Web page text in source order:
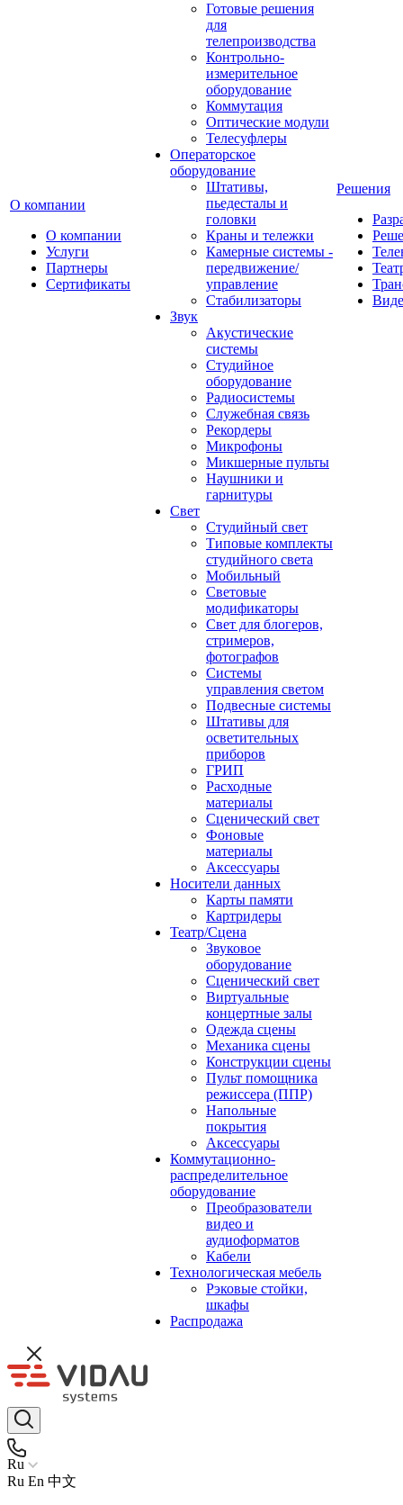
О компании
О компании
Услуги
Партнеры
Сертификаты
Готовые решения
для
телепроизводства
Контрольно-
измерительное
оборудование
Коммутация
Оптические модули
Телесуфлеры
Операторское
оборудование
Штативы,
пьедесталы и
головки
Краны и тележки
Камерные системы -
передвижение/
управление
Стабилизаторы
Звук
Акустические
системы
Студийное
оборудование
Радиосистемы
Служебная связь
Рекордеры
Микрофоны
Микшерные пульты
Наушники и
гарнитуры
Свет
Студийный свет
Типовые комплекты
студийного света
Мобильный
Световые
модификаторы
Свет для блогеров,
стримеров,
фотографов
Системы
управления светом
Подвесные системы
Штативы для
осветительных
приборов
ГРИП
Расходные
материалы
Сценический свет
Фоновые
материалы
Аксессуары
Носители данных
Карты памяти
Картридеры
Театр/Сцена
Звуковое
оборудование
Сценический свет
Виртуальные
концертные залы
Одежда сцены
Механика сцены
Конструкции сцены
Пульт помощника
режиссера (ППР)
Напольные
покрытия
Аксессуары
Коммутационно-
распределительное
оборудование
Преобразователи
видео и
аудиоформатов
Кабели
Технологическая мебель
Рэковые стойки,
шкафы
Распродажа
Решения
Ru
Ru En 中文